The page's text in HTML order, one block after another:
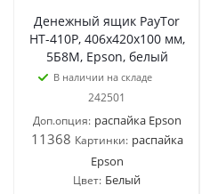
Денежный ящик PayTor
HT-410P, 406x420x100 мм,
5Б8М, Epson, белый
В наличии на складе
242501
Доп.опция: распайка Epson
11368 Картинки: распайка
Epson
Цвет: Белый